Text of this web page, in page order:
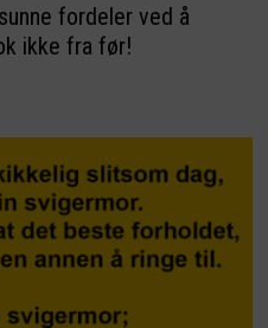
fordeler ved å
ikke fra før!